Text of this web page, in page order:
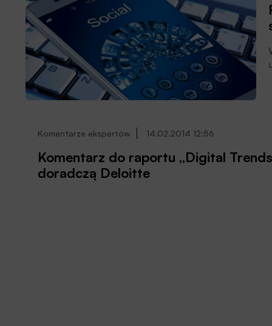
Komentarze ekspertów 14.02.2014 12:56
Komentarz do raportu „Digital
doradczą Deloitte